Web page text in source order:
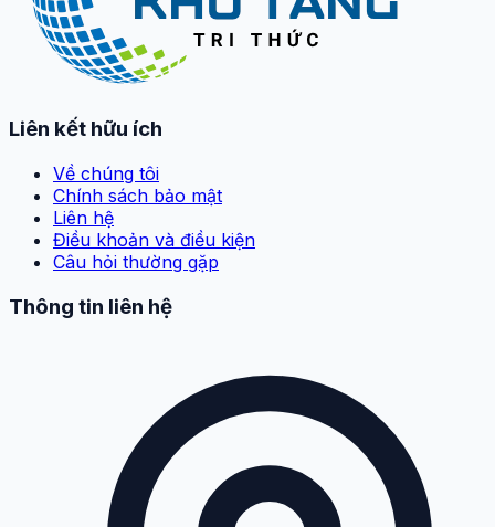
Liên kết hữu ích
Về chúng tôi
Chính sách bảo mật
Liên hệ
Điều khoản và điều kiện
Câu hỏi thường gặp
Thông tin liên hệ